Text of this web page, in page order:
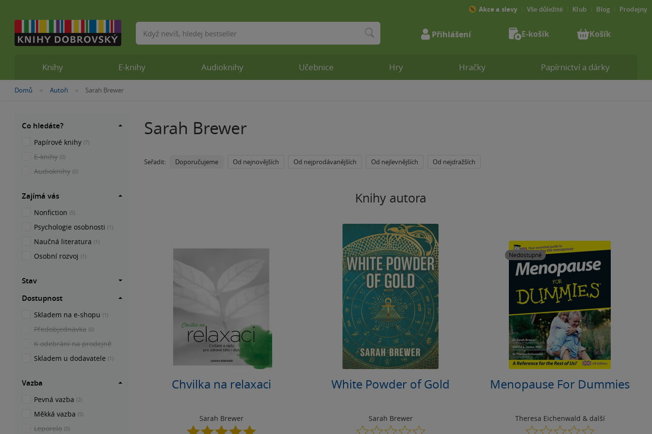
Nacházíte
Domů »Autoři »
Sarah Brewer
Sarah Brewer
Seřadit: Doporučujeme Od nejnovějších Od nejprodávanějších Od nejlevnějších Od nejdražších
Knihy autora
Chvilka na relaxaci
Sarah Brewer
4.9
White Powder of Gold
Sarah Brewer
0.0
Nedostupné
Menopause For Dummies
Theresa Eichenwald & další
0.0
Co hledáte?
Papírové knihy (7)
E-knihy (0)
Audioknihy (0)
Zajímá vás
Nonfiction (5)
Psychologie osobnosti (1)
Naučná literatura (1)
Osobní rozvoj (1)
Stav
Dostupnost
Skladem na e-shopu (1)
Předobjednávka (0)
K odebrání na prodejně
Skladem u dodavatele (1)
Vazba
Pevná vazba (2)
Měkká vazba (5)
Leporelo (0)
Knihy E-knihy Audioknihy Učebnice Hry Hračky Papírnictví a dárky
Akce a slevy Vše důležité Klub Blog Prodejny
Vyhledávání Přihlášení E-košík Košík